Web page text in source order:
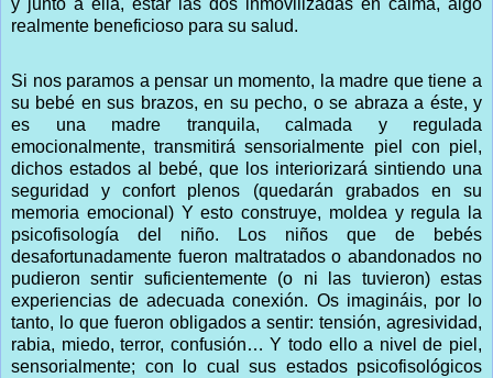
realmente beneficioso para su salud.
Si nos paramos a pensar un momento, la madre que tiene a
su bebé en sus brazos, en su pecho, o se abraza a éste, y
es una madre tranquila, calmada y regulada
emocionalmente, transmitirá sensorialmente piel con piel,
dichos estados al bebé, que los interiorizará sintiendo una
seguridad y confort plenos (quedarán grabados en su
memoria emocional) Y esto construye, moldea y regula la
psicofisología del niño. Los niños que de bebés
desafortunadamente fueron maltratados o abandonados no
pudieron sentir suficientemente (o ni las tuvieron) estas
experiencias de adecuada conexión. Os imagináis, por lo
tanto, lo que fueron obligados a sentir: tensión, agresividad,
rabia, miedo, terror, confusión… Y todo ello a nivel de piel,
sensorialmente; con lo cual sus estados psicofisológicos